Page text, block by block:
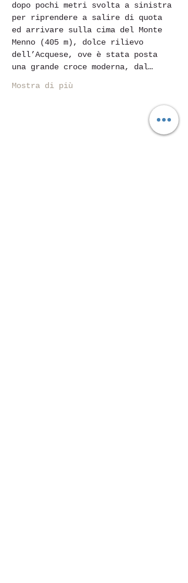
dopo pochi metri svolta a sinistra
per riprendere a salire di quota
ed arrivare sulla cima del Monte
Menno (405 m), dolce rilievo
dell’Acquese, ove è stata posta
una grande croce moderna, dal…
Mostra di più